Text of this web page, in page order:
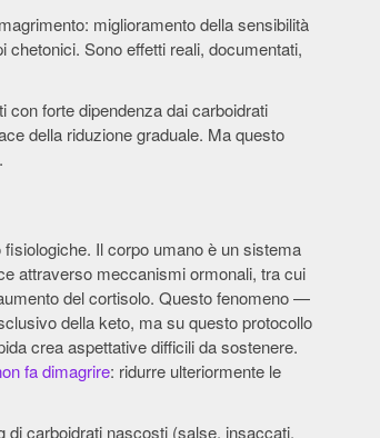
miglioramento della sensibilità
Sono effetti reali, documentati,
con forte dipendenza dai carboidrati
della riduzione graduale. Ma questo
Il corpo umano è un sistema
attraverso meccanismi ormonali, tra cui
del cortisolo. Questo fenomeno —
della keto, ma su questo protocollo
crea aspettative difficili da sostenere.
fa dimagrire: ridurre ulteriormente le
di carboidrati nascosti (salse, insaccati,